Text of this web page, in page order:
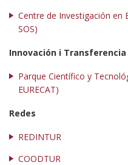
Centre de Investigación en
SOS)
Innovación i Transferencia
Parque Científico y
EURECAT)
Redes
REDINTUR
COODTUR